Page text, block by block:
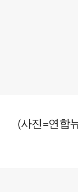
(사진=연합